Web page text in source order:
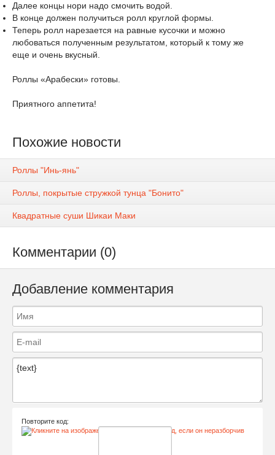
Далее концы нори надо смочить водой.
В конце должен получиться ролл круглой формы.
Теперь ролл нарезается на равные кусочки и можно
любоваться полученным результатом, который к тому же
еще и очень вкусный.
Роллы «Арабески» готовы.
Приятного аппетита!
Похожие новости
Роллы "Инь-янь"
Роллы, покрытые стружкой тунца "Бонито"
Квадратные суши Шикаи Маки
Комментарии (0)
Добавление комментария
Повторите код: